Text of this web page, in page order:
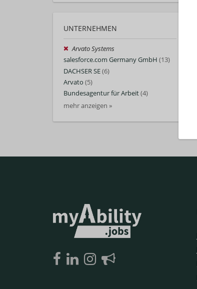
UNTERNEHMEN
Arvato Systems
salesforce.com Germany GmbH (13)
DACHSER SE(6)
Arvato (5)
Bundesagentur für Arbeit(4)
mehr anzeigen »